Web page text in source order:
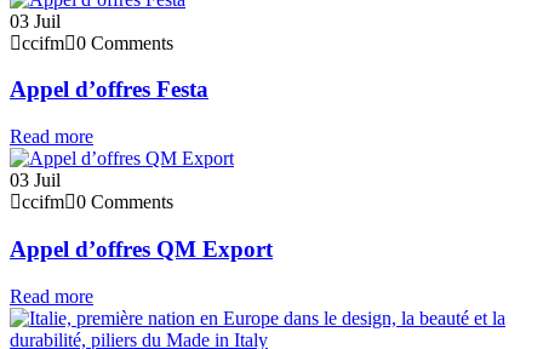
03 Juil
ccifm 0 Comments
Appel d’offres Festa
Read more
03 Juil
ccifm 0 Comments
Appel d’offres QM Export
Read more